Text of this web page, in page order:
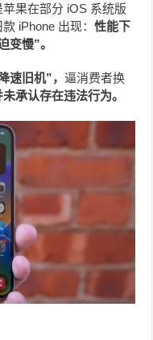
果在部分 iOS 系统版
iPhone 出现：性能下
变慢”。
速旧机”，逼消费者换
承认存在违法行为。